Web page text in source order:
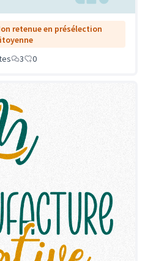
retenue en présélection
3 0